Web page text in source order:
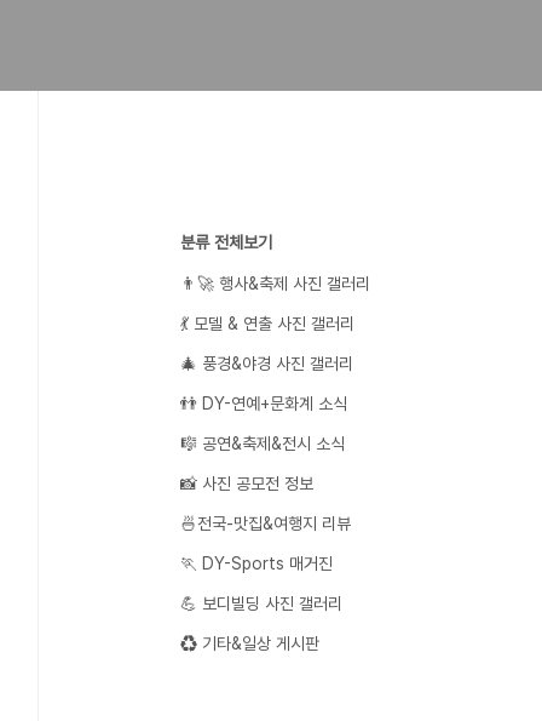
분류 전체보기
👨‍🚀 행사&축제 사진 갤러리
💃 모델 & 연출 사진 갤러리
🎄 풍경&야경 사진 갤러리
👬 DY-연예+문화계 소식
🎼 공연&축제&전시 소식
📸 사진 공모전 정보
🍜전국-맛집&여행지 리뷰
🏃 DY-Sports 매거진
💪 보디빌딩 사진 갤러리
♻️ 기타&일상 게시판